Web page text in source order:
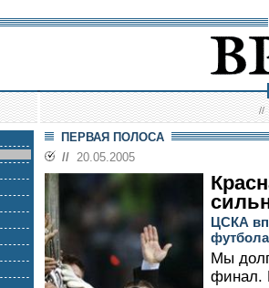
//
ПЕРВАЯ ПОЛОСА
// 20.05.2005
ЦСКА
Мы
финал.